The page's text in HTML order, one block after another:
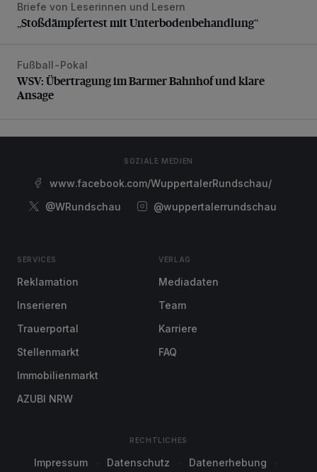
„Stoßdämpfertest mit Unterbodenbehandlung“
Briefe von Leserinnen und Lesern
„Stoßdämpfertest mit Unterbodenbehandlung“
WSV: Übertragung im Barmer Bahnhof und klare Ansage
Fußball-Pokal
WSV: Übertragung im Barmer Bahnhof und klare
Ansage
SOZIALE MEDIEN
www.facebook.com/WuppertalerRundschau/
@WRundschau
@wuppertalerrundschau
SERVICES
Reklamation
Inserieren
Trauerportal
Stellenmarkt
Immobilienmarkt
AZUBI NRW
VERLAG
Mediadaten
Team
Karriere
FAQ
RECHTLICHES
Impressum Datenschutz Datenerhebung